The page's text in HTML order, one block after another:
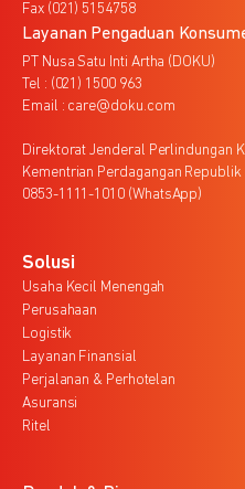
Fax (021) 5154758
Layanan Pengaduan
PT Nusa Satu Inti Artha (DOKU)
Tel : (021) 1500 963
Email : care@doku.com
Direktorat Jenderal Perlindungan
Kementrian Perdagangan Republik
0853-1111-1010 (WhatsApp)
Solusi
Usaha Kecil Menengah
Perusahaan
Logistik
Layanan Finansial
Perjalanan & Perhotelan
Asuransi
Ritel